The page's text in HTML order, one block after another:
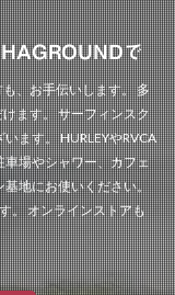
で
、お手伝いします。 多
ます。 サーフィンスク
ます。 HURLEYやRVCA
車場やシャワー、カフェ
地にお使いください。
。 オンラインストアも